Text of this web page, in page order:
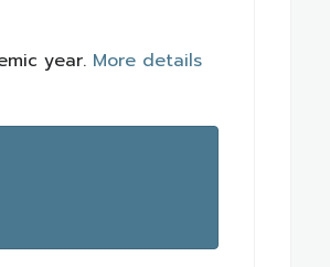
year. More details